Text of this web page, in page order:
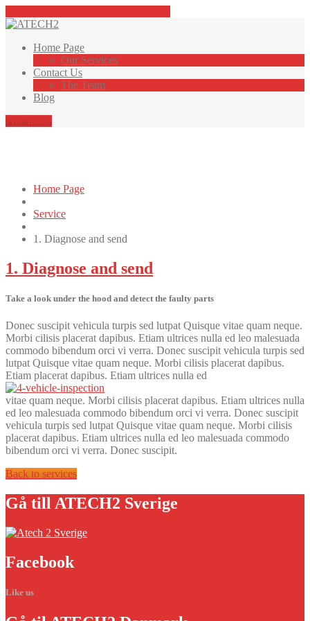
Home Page
Our Services
Contact Us
The Team
Blog
Free quote
Home Page
Service
1. Diagnose and send
1. Diagnose and send
Take a look under the hood and detect the faulty parts
Donec suscipit vehicula turpis sed lutpat Quisque vitae quam neque.
Morbi cilisis placerat dapibus. Etiam ultrices nulla ed leo malesuada
commodo bibendum orci vi verra. Donec suscipit vehicula turpis sed
lutpat Quisque vitae quam neque. Morbi cilisis placerat dapibus.
Etiam placerat dapibus. Etiam ultrices nulla ed
vitae quam neque. Morbi cilisis placerat dapibus. Etiam ultrices nulla
ed leo malesuada commodo bibendum orci vi verra. Donec suscipit
vehicula turpis sed lutpat Quisque vitae quam neque. Morbi cilisis
placerat dapibus. Etiam ultrices nulla ed leo malesuada commodo
bibendum orci vi verra. Donec suscipit.
Back to services
Gå till ATECH2 Sverige
Facebook
Like us